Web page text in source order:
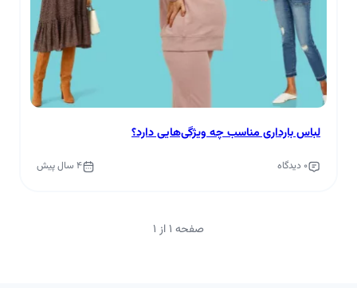
لباس بارداری مناسب چه ویژگی‌هایی دارد؟
0 دیدگاه 4 سال پیش
صفحه 1 از 1